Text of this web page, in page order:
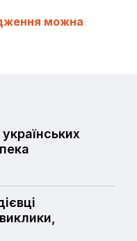
можна